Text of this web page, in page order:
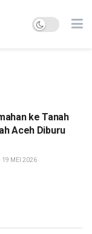
ke Tanah
Aceh Diburu
19 MEI 2026